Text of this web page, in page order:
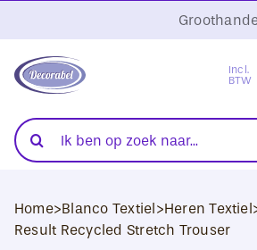
naar
inhoud
Incl.
BTW
Folies
Transferpersen
Zoeken
naar:
Home>Blanco Textiel>Heren Textiel
Result Recycled Stretch Trouser